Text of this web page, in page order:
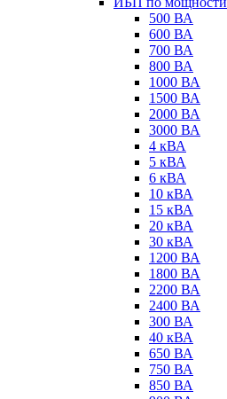
500 ВА
600 ВА
700 ВА
800 ВА
1000 ВА
1500 ВА
2000 ВА
3000 ВА
4 кВА
5 кВА
6 кВА
10 кВА
15 кВА
20 кВА
30 кВА
1200 ВА
1800 ВА
2200 ВА
2400 ВА
300 ВА
40 кВА
650 ВА
750 ВА
850 ВА